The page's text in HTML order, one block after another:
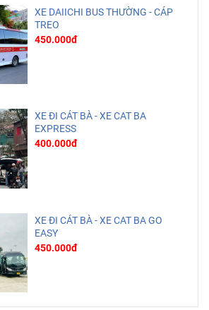
XE DAIICHI BUS THƯỜNG - CÁP
TREO
450.000đ
XE ĐI CÁT BÀ - XE CAT BA
EXPRESS
400.000đ
XE ĐI CÁT BÀ - XE CAT BA GO
EASY
450.000đ